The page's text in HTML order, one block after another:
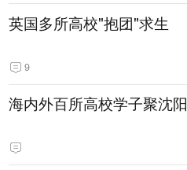
英国多所高校"抱团"求生
9
海内外百所高校学子聚沈阳